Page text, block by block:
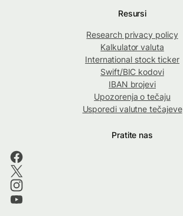
Resursi
Research privacy policy
Kalkulator valuta
International stock ticker
Swift/BIC kodovi
IBAN brojevi
Upozorenja o tečaju
Usporedi valutne tečajeve
Pratite nas